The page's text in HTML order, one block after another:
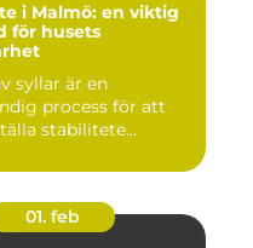
i Malmö: en viktig
för husets
syllar är en
process för att
stabilitete...
01. feb